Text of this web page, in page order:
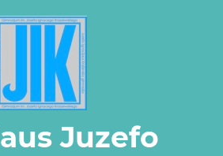
Juzefo